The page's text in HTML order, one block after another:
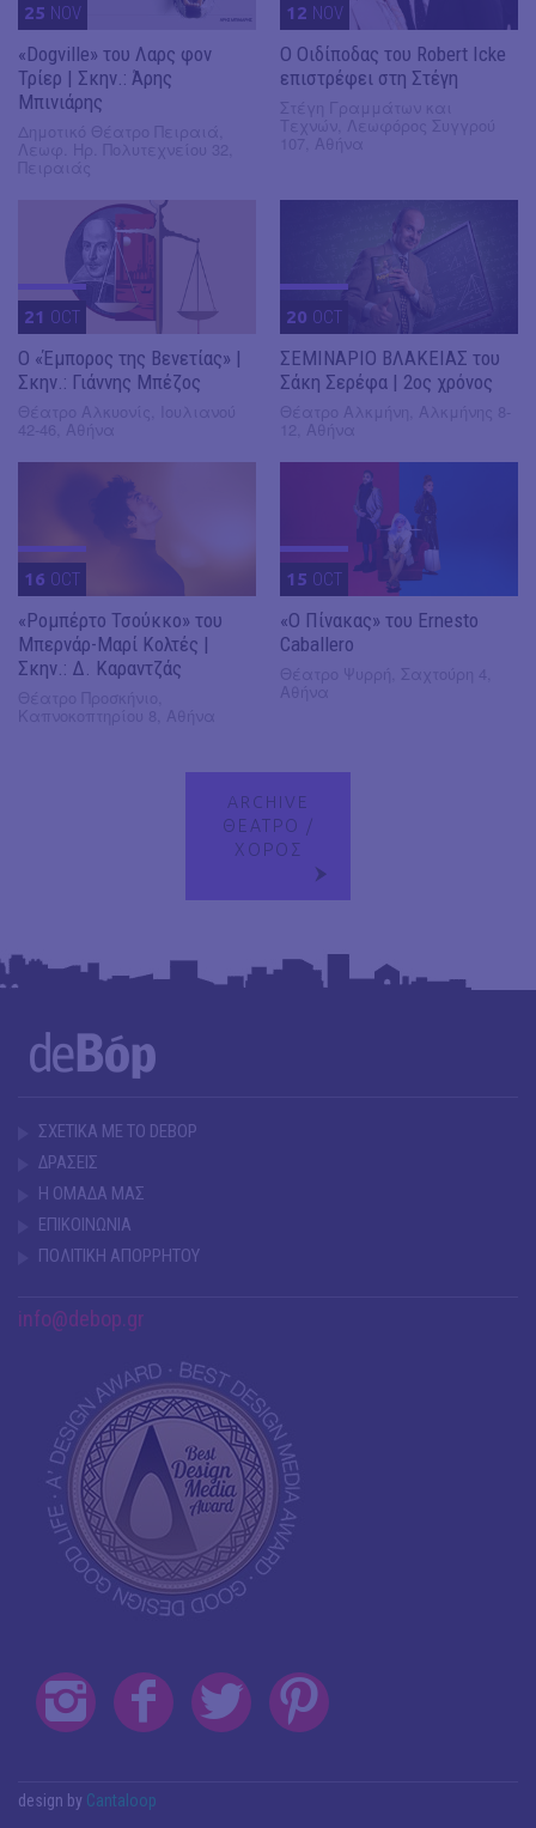
25 NOV
«Dogville» του Λαρς φον
Τρίερ | Σκην.: Άρης
Μπινιάρης
12 NOV
O Οιδίποδας του Robert Icke
επιστρέφει στη Στέγη
21 OCT
Ο «Έμπορος της Βενετίας» |
Σκην.: Γιάννης Μπέζος
20 OCT
ΣΕΜΙΝΑΡΙΟ ΒΛΑΚΕΙΑΣ του
Σάκη Σερέφα | 2ος χρόνος
16 OCT
«Ρομπέρτο Τσούκκο» του
Μπερνάρ-Μαρί Κολτές |
Σκην.: Δ. Καραντζάς
15 OCT
«Ο Πίνακας» του Ernesto
Caballero
ARCHIVE
ΘΕΑΤΡΟ /
ΧΟΡΟΣ
ΣΧΕΤΙΚΑ ΜΕ ΤΟ DEBOP
ΔΡΑΣΕΙΣ
Η ΟΜΑΔΑ ΜΑΣ
ΕΠΙΚΟΙΝΩΝΙΑ
ΠΟΛΙΤΙΚΗ ΑΠΟΡΡΗΤΟΥ
info@debop.gr
design by Cantaloop